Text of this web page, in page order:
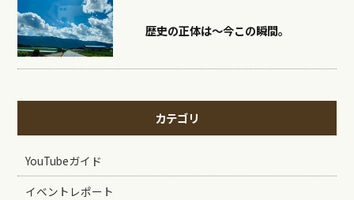
歴史の正体は〜今この瞬間。
カテゴリ
YouTubeガイド
イベントレポート